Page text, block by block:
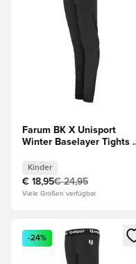
Farum BK X Unisport
Winter Baselayer Tights -
Kinder
€ 18,95€ 24,95
Viele Größen verfügbar
Öffnet ein Fenster zum
-24%